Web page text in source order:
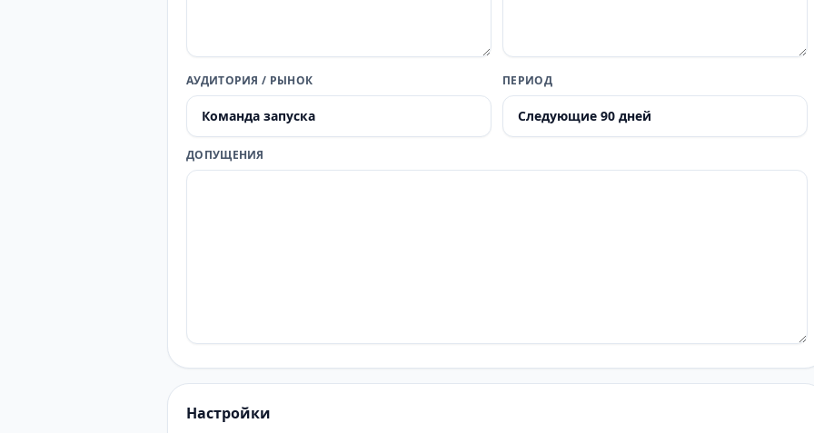
АУДИТОРИЯ / РЫНОК ПЕРИОД
ДОПУЩЕНИЯ
Настройки